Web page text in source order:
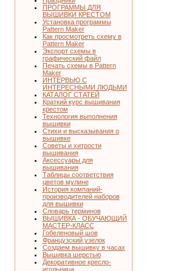
ПРОГРАММЫ ДЛЯ
ВЫШИВКИ КРЕСТОМ
Установка программы
Pattern Maker
Как просмотреть схему в
Pattern Maker
Экспорт схемы в
графический файл
Печать схемы в Pattern
Maker
ИНТЕРВЬЮ С
ИНТЕРЕСНЫМИ ЛЮДЬМИ
КАТАЛОГ СТАТЕЙ
Краткий курс вышивания
крестом
Технология выполнения
вышивки
Стихи и высказывания о
вышивке
Советы и хитрости
вышивания
Аксессуары для
вышивания
Таблицы соответствия
цветов мулине
История компаний-
производителей наборов
для вышивки
Словарь терминов
ВЫШИВКА - ОБУЧАЮЩИЙ
МАСТЕР-КЛАСС
Гобеленовый шов
Французский узелок
Создаем вышивку в часах
Вышивка шерстью
Декоративное кресло-
игольница